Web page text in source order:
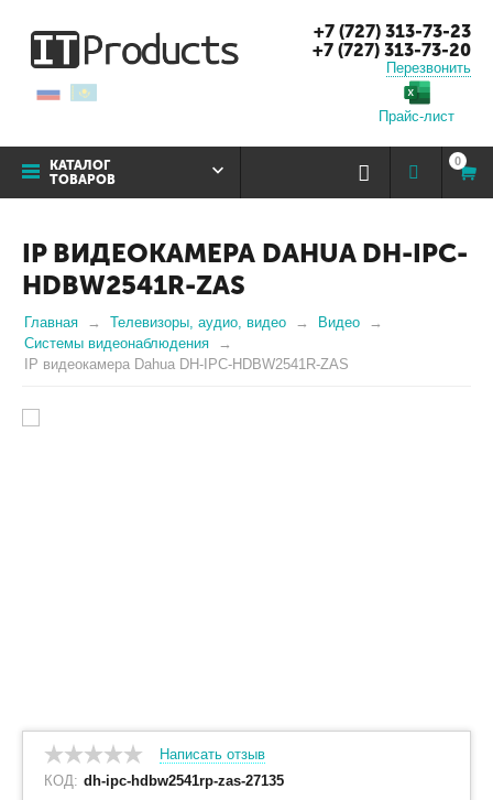
+7 (727) 313-73-23
+7 (727) 313-73-20
Перезвонить
Прайс-лист
КАТАЛОГ
ТОВАРОВ
0
IP ВИДЕОКАМЕРА DAHUA DH-IPC-
HDBW2541R-ZAS
Главная Телевизоры, аудио, видео
Видео
Системы видеонаблюдения
IP видеокамера Dahua DH-IPC-HDBW2541R-ZAS
Написать отзыв
КОД: dh-ipc-hdbw2541rp-zas-27135